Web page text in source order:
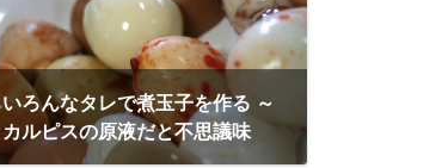
いろんなタレで煮玉子を作る ～
カルピスの原液だと不思議味